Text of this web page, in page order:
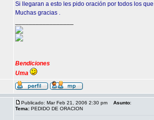
Si llegaran a esto les pido oración por todos los
Muchas gracias .
Bendiciones
Uma
Publicado: Mar Feb 21, 2006 2:30 pm Asunto:
Tema: PEDIDO DE ORACION